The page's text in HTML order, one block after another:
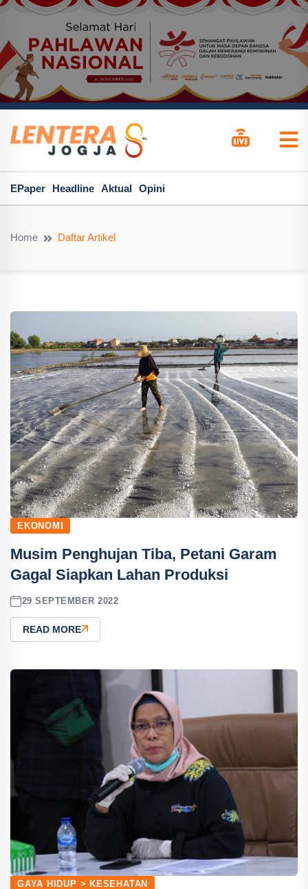
EPaper Headline Aktual Opini
Home Daftar Artikel
EKONOMI
Musim Penghujan Tiba, Petani Garam
Gagal Siapkan Lahan Produksi
29 SEPTEMBER 2022
READ MORE
GAYA HIDUP > KESEHATAN